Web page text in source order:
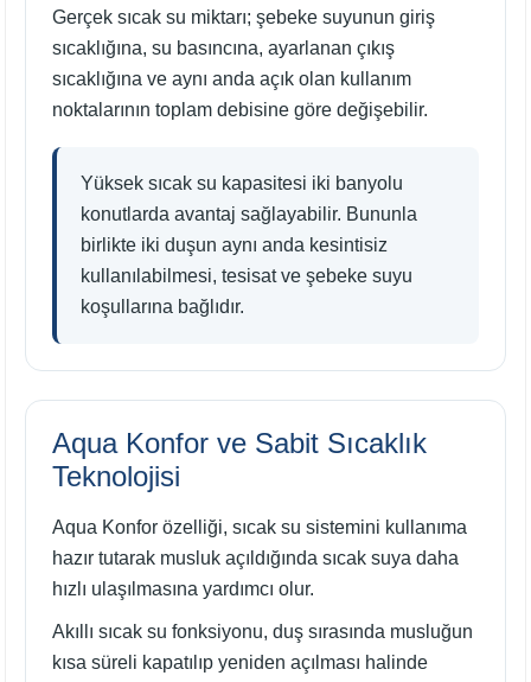
Gerçek sıcak su miktarı; şebeke suyunun giriş
sıcaklığına, su basıncına, ayarlanan çıkış
sıcaklığına ve aynı anda açık olan kullanım
noktalarının toplam debisine göre değişebilir.
Yüksek sıcak su kapasitesi iki banyolu
konutlarda avantaj sağlayabilir. Bununla
birlikte iki duşun aynı anda kesintisiz
kullanılabilmesi, tesisat ve şebeke suyu
koşullarına bağlıdır.
Aqua Konfor ve Sabit Sıcaklık
Teknolojisi
Aqua Konfor özelliği, sıcak su sistemini kullanıma
hazır tutarak musluk açıldığında sıcak suya daha
hızlı ulaşılmasına yardımcı olur.
Akıllı sıcak su fonksiyonu, duş sırasında musluğun
kısa süreli kapatılıp yeniden açılması halinde